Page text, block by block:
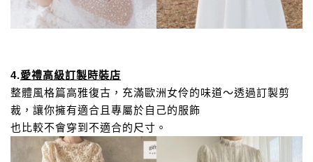
4.愛禮高級訂製時裝店
整體風格篇高雅復古，充滿歐洲女伶的味道～透過訂製剪
裁，讓你擁有適合且專屬於自己的服飾
也比較不會穿到不適合的尺寸。